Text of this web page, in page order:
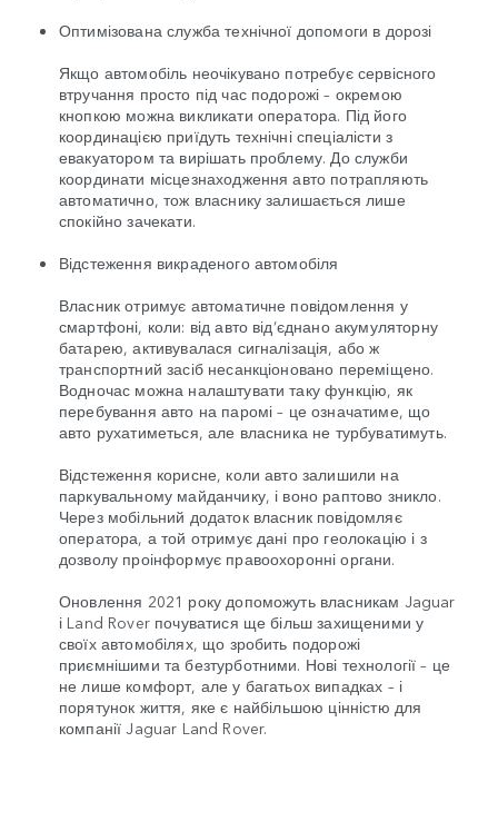
Оптимізована служба технічної допомоги в дорозі
Якщо автомобіль неочікувано потребує сервісного
втручання просто під час подорожі – окремою
кнопкою можна викликати оператора. Під його
координацією приїдуть технічні спеціалісти з
евакуатором та вирішать проблему. До служби
координати місцезнаходження авто потрапляють
автоматично, тож власнику залишається лише
спокійно зачекати.
Відстеження викраденого автомобіля
Власник отримує автоматичне повідомлення у
смартфоні, коли: від авто від’єднано акумуляторну
батарею, активувалася сигналізація, або ж
транспортний засіб несанкціоновано переміщено.
Водночас можна налаштувати таку функцію, як
перебування авто на паромі – це означатиме, що
авто рухатиметься, але власника не турбуватимуть.
Відстеження корисне, коли авто залишили на
паркувальному майданчику, і воно раптово зникло.
Через мобільний додаток власник повідомляє
оператора, а той отримує дані про геолокацію і з
дозволу проінформує правоохоронні органи.
Оновлення 2021 року допоможуть власникам Jaguar
і Land Rover почуватися ще більш захищеними у
своїх автомобілях, що зробить подорожі
приємнішими та безтурботними. Нові технології – це
не лише комфорт, але у багатьох випадках – і
порятунок життя, яке є найбільшою цінністю для
компанії Jaguar Land Rover.